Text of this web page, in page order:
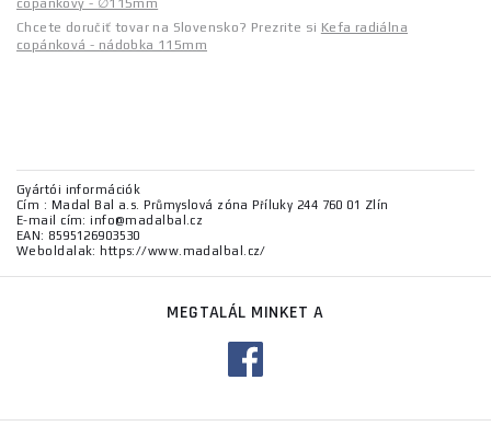
copánkový - ∅115mm
Chcete doručiť tovar na Slovensko? Prezrite si Kefa radiálna
copánková - nádobka 115mm
Gyártói információk
Cím : Madal Bal a.s. Průmyslová zóna Příluky 244 760 01 Zlín
E-mail cím: info@madalbal.cz
EAN: 8595126903530
Weboldalak: https://www.madalbal.cz/
MEGTALÁL MINKET A